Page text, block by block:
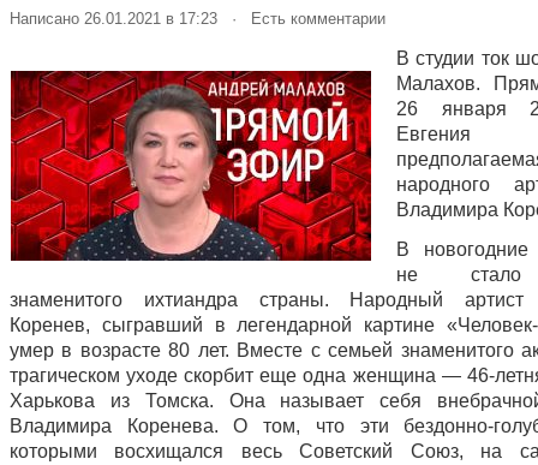
Написано 26.01.2021 в 17:23 · Есть комментарии
В студии ток
Малахов.
26 января
Евгения
народного
Владимира
В новогодние
не стало
знаменитого ихтиандра страны. Народный артист
Коренев, сыгравший в легендарной картине
умер в возрасте 80 лет. Вместе с семьей знаменитого
трагическом уходе скорбит еще одна женщина — 46-
Харькова из Томска. Она называет себя
Владимира Коренева. О том, что эти бездонно-
которыми восхищался весь Советский Союз, на